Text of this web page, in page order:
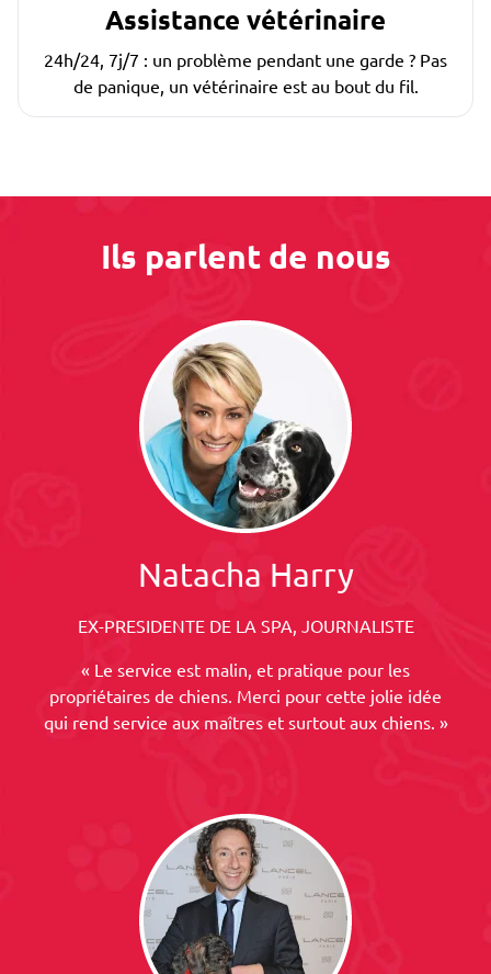
Assistance vétérinaire
24h/24, 7j/7 : un problème pendant une garde ? Pas
de panique, un vétérinaire est au bout du fil.
Ils parlent de nous
Natacha Harry
EX-PRESIDENTE DE LA SPA, JOURNALISTE
« Le service est malin, et pratique pour les
propriétaires de chiens. Merci pour cette jolie idée
qui rend service aux maîtres et surtout aux chiens. »